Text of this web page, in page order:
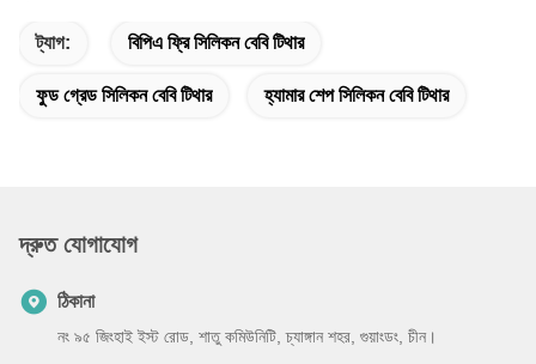
ফুড গ্রেড সিলিকন বেবি টিথার
দ্রুত যোগাযোগ